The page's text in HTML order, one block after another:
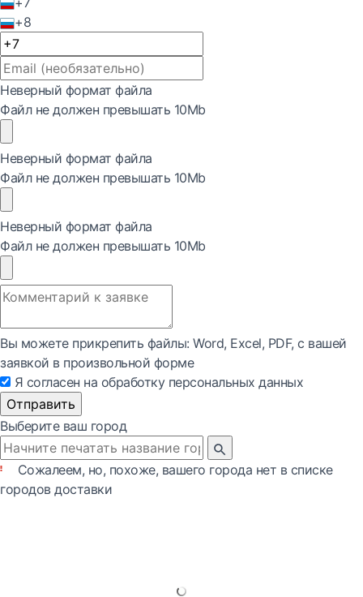
+8
Неверный формат файла
Файл не должен превышать 10Mb
Неверный формат файла
Файл не должен превышать 10Mb
Неверный формат файла
Файл не должен превышать 10Mb
Вы можете прикрепить файлы: Word, Exсel, PDF, с вашей
заявкой в произвольной форме
Я согласен на обработку персональных данных
Отправить
Выберите ваш город
Сожалеем, но, похоже, вашего города нет в списке
городов доставки